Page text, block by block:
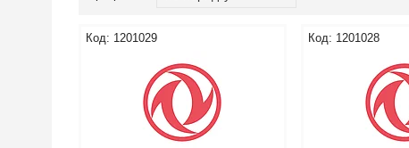
1201029 1201028